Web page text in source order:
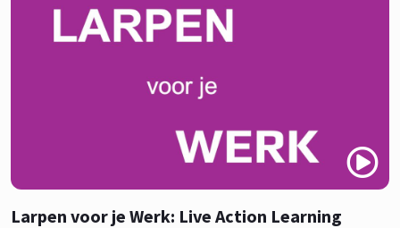
Larpen voor je Werk: Live Action Learning